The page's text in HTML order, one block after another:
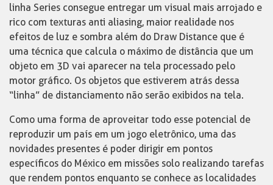
linha Series consegue entregar um visual mais arrojado e
rico com texturas anti aliasing, maior realidade nos
efeitos de luz e sombra além do Draw Distance que é
uma técnica que calcula o máximo de distância que um
objeto em 3D vai aparecer na tela processado pelo
motor gráfico. Os objetos que estiverem atrás dessa
“linha” de distanciamento não serão exibidos na tela.
Como uma forma de aproveitar todo esse potencial de
reproduzir um país em um jogo eletrônico, uma das
novidades presentes é poder dirigir em pontos
específicos do México em missões solo realizando tarefas
que rendem pontos enquanto se conhece as localidades